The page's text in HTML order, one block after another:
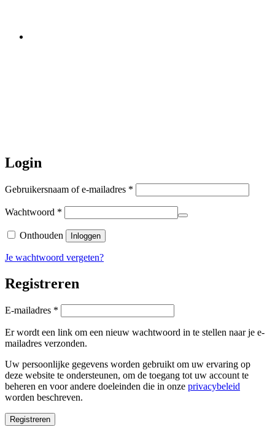
Login
Gebruikersnaam of e-mailadres *
Wachtwoord *
Onthouden Inloggen
Je wachtwoord vergeten?
Registreren
E-mailadres *
Er wordt een link om een nieuw wachtwoord in te stellen naar je e-
mailadres verzonden.
Uw persoonlijke gegevens worden gebruikt om uw ervaring op
deze website te ondersteunen, om de toegang tot uw account te
beheren en voor andere doeleinden die in onze privacybeleid
worden beschreven.
Registreren